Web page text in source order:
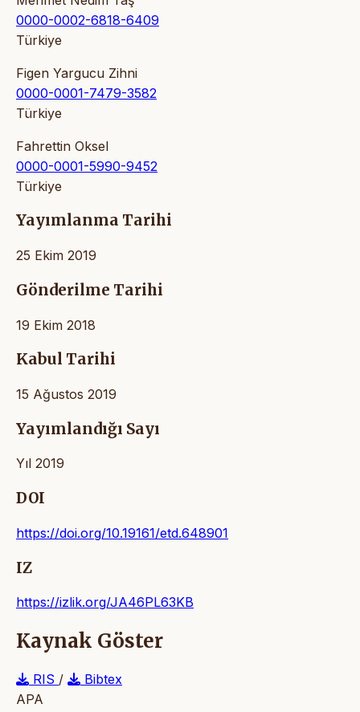
0000-0002-6818-6409
Türkiye
Figen Yargucu Zihni
0000-0001-7479-3582
Türkiye
Fahrettin Oksel
0000-0001-5990-9452
Türkiye
Yayımlanma Tarihi
25 Ekim 2019
Gönderilme Tarihi
19 Ekim 2018
Kabul Tarihi
15 Ağustos 2019
Yayımlandığı Sayı
Yıl 2019
DOI
https://doi.org/10.19161/etd.648901
IZ
https://izlik.org/JA46PL63KB
Kaynak Göster
RIS /
Bibtex
APA